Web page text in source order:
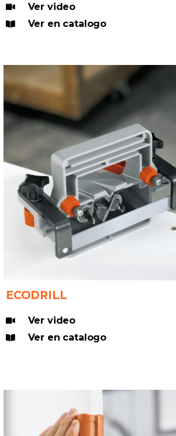
Ver video
Ver en catalogo
ECODRILL
Ver video
Ver en catalogo